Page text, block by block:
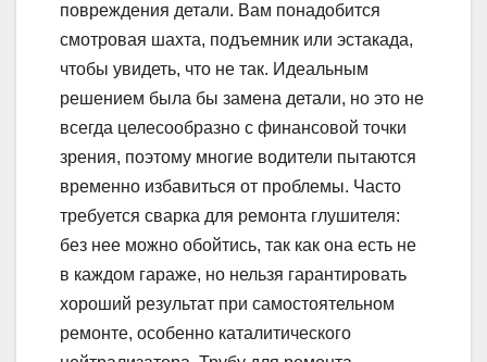
повреждения детали. Вам понадобится
смотровая шахта, подъемник или эстакада,
чтобы увидеть, что не так. Идеальным
решением была бы замена детали, но это не
всегда целесообразно с финансовой точки
зрения, поэтому многие водители пытаются
временно избавиться от проблемы. Часто
требуется сварка для ремонта глушителя:
без нее можно обойтись, так как она есть не
в каждом гараже, но нельзя гарантировать
хороший результат при самостоятельном
ремонте, особенно каталитического